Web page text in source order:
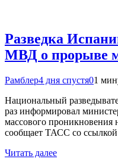
Разведка
МВД о прорыве
Рамблер4 дня спустя01
Национальный
раз информировал
массового проникновения
сообщает ТАСС со
Читать далее